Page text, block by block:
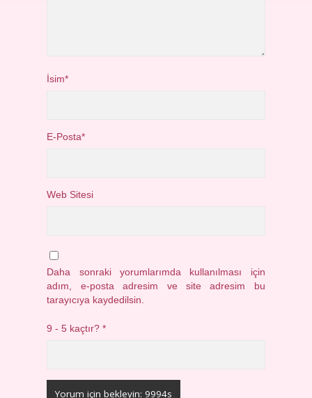
İsim*
E-Posta*
Web Sitesi
Daha sonraki yorumlarımda kullanılması için
adım, e-posta adresim ve site adresim bu
tarayıcıya kaydedilsin.
9 - 5 kaçtır?*